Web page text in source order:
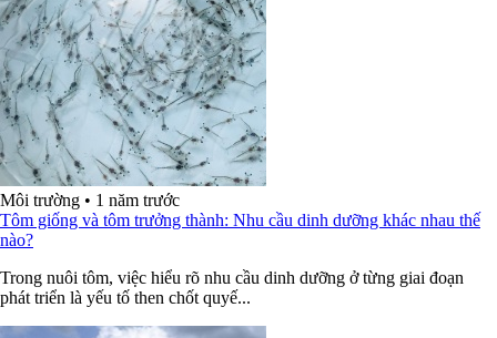
Môi trường • 1 năm trước
Tôm giống và tôm trưởng thành: Nhu cầu dinh dưỡng khác nhau thế
nào?
Trong nuôi tôm, việc hiểu rõ nhu cầu dinh dưỡng ở từng giai đoạn
phát triển là yếu tố then chốt quyế...